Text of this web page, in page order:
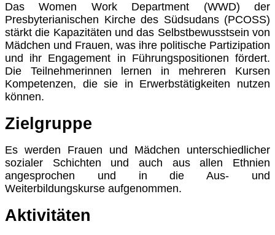
Das Women Work Department (WWD) der
Presbyterianischen Kirche des Südsudans (PCOSS)
stärkt die Kapazitäten und das Selbstbewusstsein von
Mädchen und Frauen, was ihre politische Partizipation
und ihr Engagement in Führungspositionen fördert.
Die Teilnehmerinnen lernen in mehreren Kursen
Kompetenzen, die sie in Erwerbstätigkeiten nutzen
können.
Zielgruppe
Es werden Frauen und Mädchen unterschiedlicher
sozialer Schichten und auch aus allen Ethnien
angesprochen und in die Aus- und
Weiterbildungskurse aufgenommen.
Aktivitäten